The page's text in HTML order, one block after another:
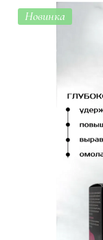
Новинка